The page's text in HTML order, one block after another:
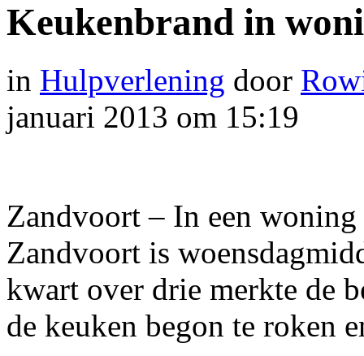
Keukenbrand in
in Hulpverlening door
januari 2013 om 15:19
Zandvoort – In een
Zandvoort is
kwart over drie merkte de
de keuken begon te roken